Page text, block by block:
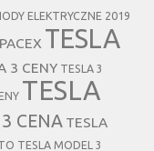
ELEKTRYCZNE 2019
TESLA
3 CENY TESLA 3
TESLA
CENA TESLA
TESLA MODEL 3